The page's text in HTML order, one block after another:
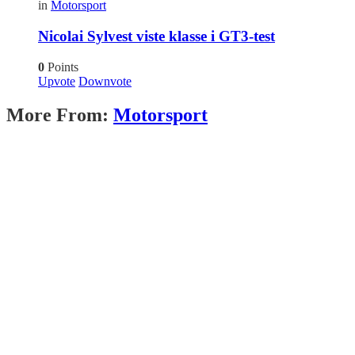
in Motorsport
Nicolai Sylvest viste klasse i GT3-test
0 Points
Upvote Downvote
More From: Motorsport